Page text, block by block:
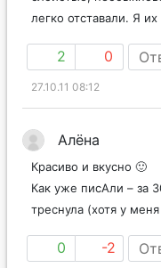
легко отставали. Я
2 0
27.10.11 08:12
Алёна
Красиво и вкусно 🙂
Как уже писАли – за
треснула (хотя у
0 -2